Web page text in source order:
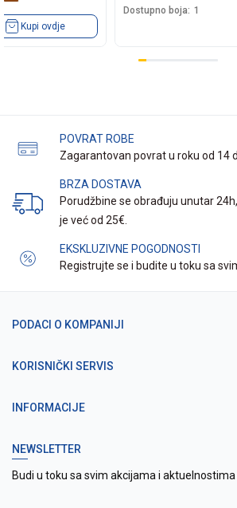
Kupi ovdje
Dostupno boja: 1
POVRAT ROBE
Zagarantovan povrat u roku od 14
BRZA DOSTAVA
Porudžbine se obrađuju unutar
je već od 25€.
EKSKLUZIVNE POGODNOSTI
Registrujte se i budite u toku sa
PODACI O KOMPANIJI
KORISNIČKI SERVIS
INFORMACIJE
NEWSLETTER
Budi u toku sa svim akcijama i aktuelnostima